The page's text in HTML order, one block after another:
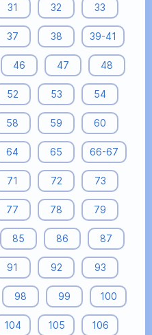
31 32 33
37 38 39-41
46 47 48
52 53 54
58 59 60
64 65 66-67
71 72 73
77 78 79
85 86 87
91 92 93
98 99 100
104 105 106